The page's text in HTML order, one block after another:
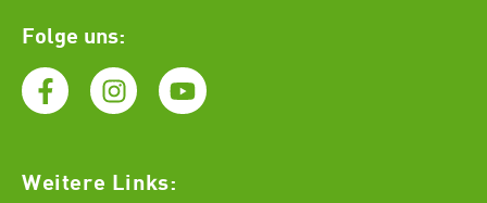
Folge uns:
Weitere Links: